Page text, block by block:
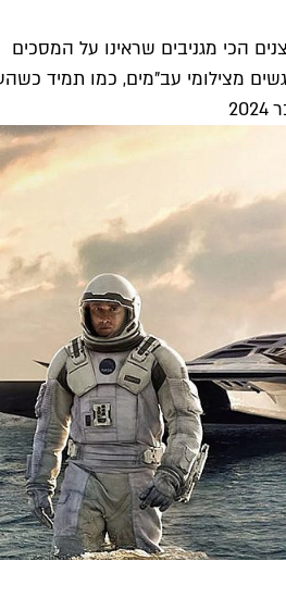
מצילומי עב"מים, כמו תמיד